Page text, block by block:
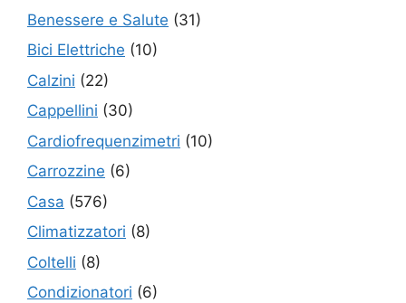
Benessere e Salute (31)
Bici Elettriche (10)
Calzini (22)
Cappellini (30)
Cardiofrequenzimetri (10)
Carrozzine (6)
Casa (576)
Climatizzatori (8)
Coltelli (8)
Condizionatori (6)